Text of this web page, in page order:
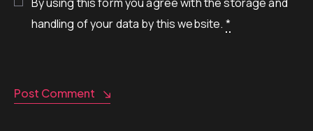
handling of your data by this website. *
Post Comment